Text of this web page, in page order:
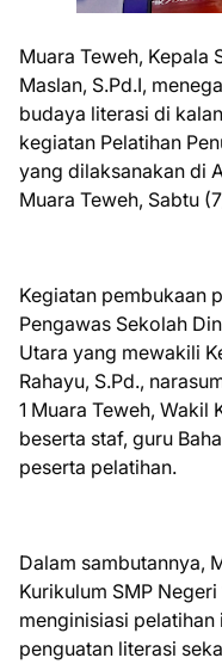
Muara Teweh, Kepala
Maslan, S.Pd.I,
budaya literasi di
kegiatan Pelatihan
yang dilaksanakan di
Muara Teweh, Sabtu
Kegiatan pembukaan
Pengawas Sekolah
Utara yang mewakili
Rahayu, S.Pd.,
1 Muara Teweh, Wakil
beserta staf, guru
peserta pelatihan.
Dalam sambutannya,
Kurikulum SMP
menginisiasi
penguatan literasi